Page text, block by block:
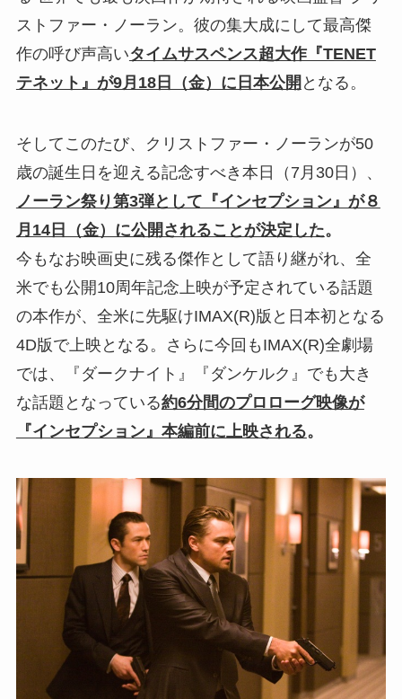
ストファー・ノーラン。彼の集大成にして最高傑
作の呼び声高いタイムサスペンス超大作『TENET
テネット』が9月18日（金）に日本公開 となる。
そしてこのたび、クリストファー・ノーランが50
歳の誕生日を迎える記念すべき本日（7月30日）、
ノーラン祭り第3弾として『インセプション』が８
月14日（金）に公開されることが決定した。
今もなお映画史に残る傑作として語り継がれ、全
米でも公開10周年記念上映が予定されている話題
の本作が、全米に先駆けIMAX(R)版と日本初となる
4D版で上映となる。さらに今回もIMAX(R)全劇場
では、『ダークナイト』『ダンケルク』でも大き
な話題となっている約6分間のプロローグ映像が
『インセプション』本編前に上映される。